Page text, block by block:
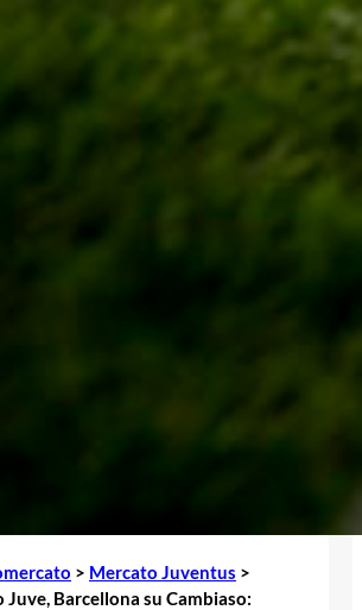
> Mercato Juventus >
Barcellona su Cambiaso: